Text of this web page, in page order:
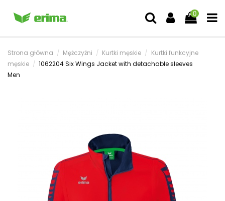
0
Strona główna Mężczyźni Kurtki męskie
Kurtki funkcyjne
męskie
1062204 Six Wings Jacket with detachable sleeves
Men